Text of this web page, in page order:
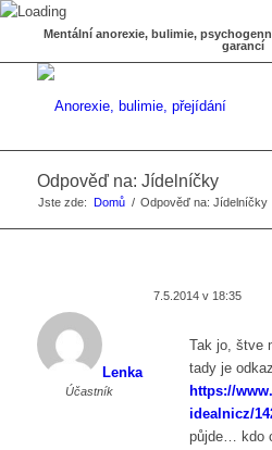
Mentální anorexie, bulimie,
garancí
Odpověď na: Jídelníčky
Jste zde: Domů / Odpověď na: Jídelníčky
7.5.2014 v 18:35
Lenka
Účastník
Tak jo, štve
tady je
https://
idealnicz/
půjde… kdo